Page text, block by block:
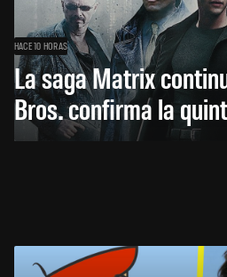
HACE 10 HORAS
La saga Matrix
Bros. confirma la